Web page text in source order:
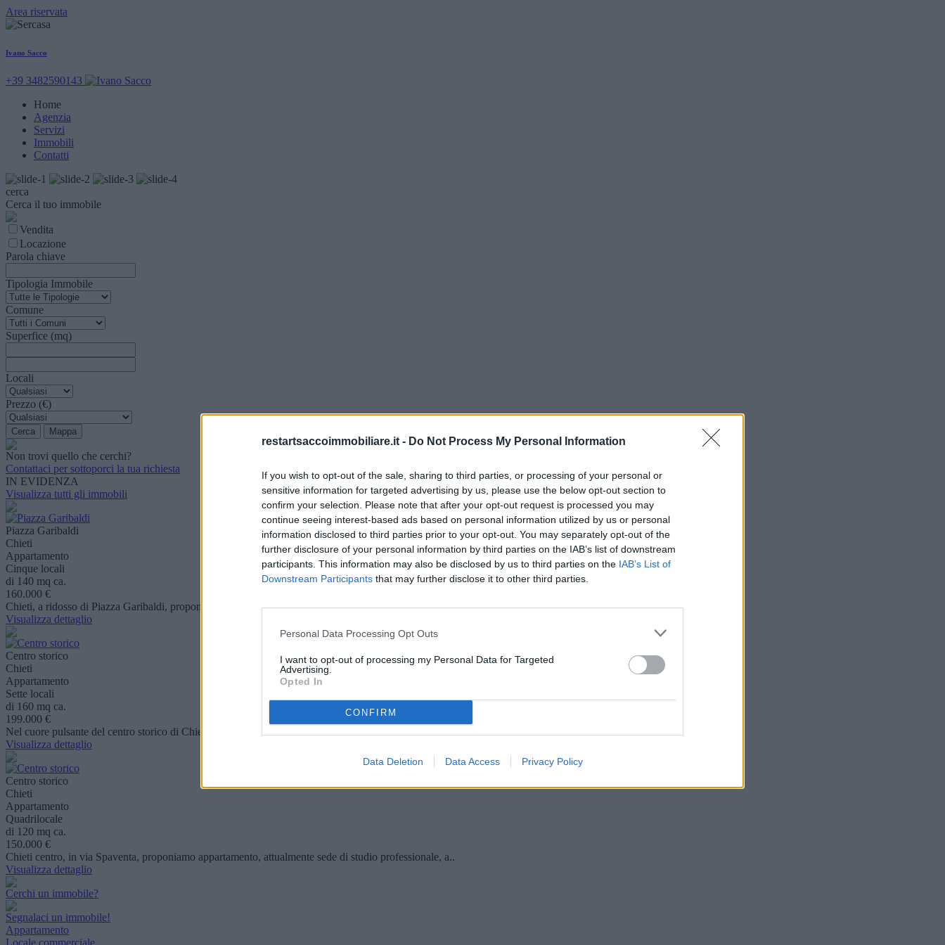
restartsaccoimmobiliare.it - Do Not Process My Personal Information
If you wish to opt-out of the sale, sharing to third parties, or processing of your personal or
sensitive information for targeted advertising by us, please use the below opt-out section to
confirm your selection. Please note that after your opt-out request is processed you may
continue seeing interest-based ads based on personal information utilized by us or personal
information disclosed to third parties prior to your opt-out. You may separately opt-out of the
further disclosure of your personal information by third parties on the IAB’s list of downstream
participants. This information may also be disclosed by us to third parties on the IAB’s List of
Downstream Participants that may further disclose it to other third parties.
Personal Data Processing Opt Outs
I want to opt-out of processing my Personal Data for Targeted
Advertising.
Opted In
CONFIRM
Data Deletion Data Access Privacy Policy
Area riservata
Ivano Sacco
+39 3482590143
Home
Agenzia
Servizi
Immobili
Contatti
cerca
Cerca il tuo immobile
Vendita
Locazione
Parola chiave
Tipologia Immobile
Comune
Superfice (mq)
Locali
Prezzo (€)
Non trovi quello che cerchi?
Contattaci per sottoporci la tua richiesta
IN EVIDENZA
Visualizza tutti gli immobili
Piazza Garibaldi
Chieti
Appartamento
Cinque locali
di 140 mq ca.
160.000 €
Chieti, a ridosso di Piazza Garibaldi, proponiamo ampio appartamento luminoso e panoramico, al piano..
Visualizza dettaglio
Centro storico
Chieti
Appartamento
Sette locali
di 160 mq ca.
199.000 €
Nel cuore pulsante del centro storico di Chieti, nel rione Civitella, si trova questa affascinante c..
Visualizza dettaglio
Centro storico
Chieti
Appartamento
Quadrilocale
di 120 mq ca.
150.000 €
Chieti centro, in via Spaventa, proponiamo appartamento, attualmente sede di studio professionale, a..
Visualizza dettaglio
Cerchi un immobile?
Segnalaci un immobile!
Appartamento
Locale commerciale